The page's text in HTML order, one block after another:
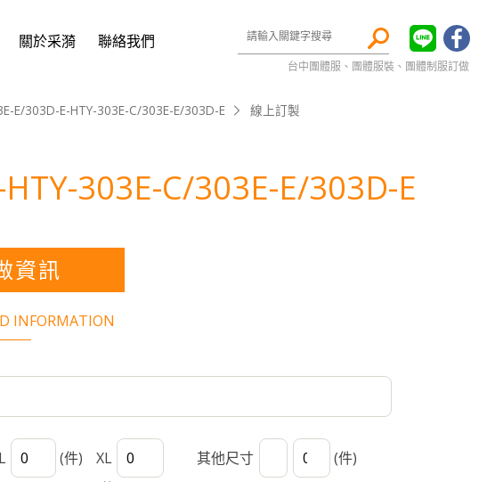
關於采漪 聯絡我們
台中團體服、團體服裝、團體制服訂做
E/303D-E-HTY-303E-C/303E-E/303D-E 線上訂製
303E-C/303E-E/303D-E
資訊
INFORMATION
L (件)
XL
其他尺寸 (件)